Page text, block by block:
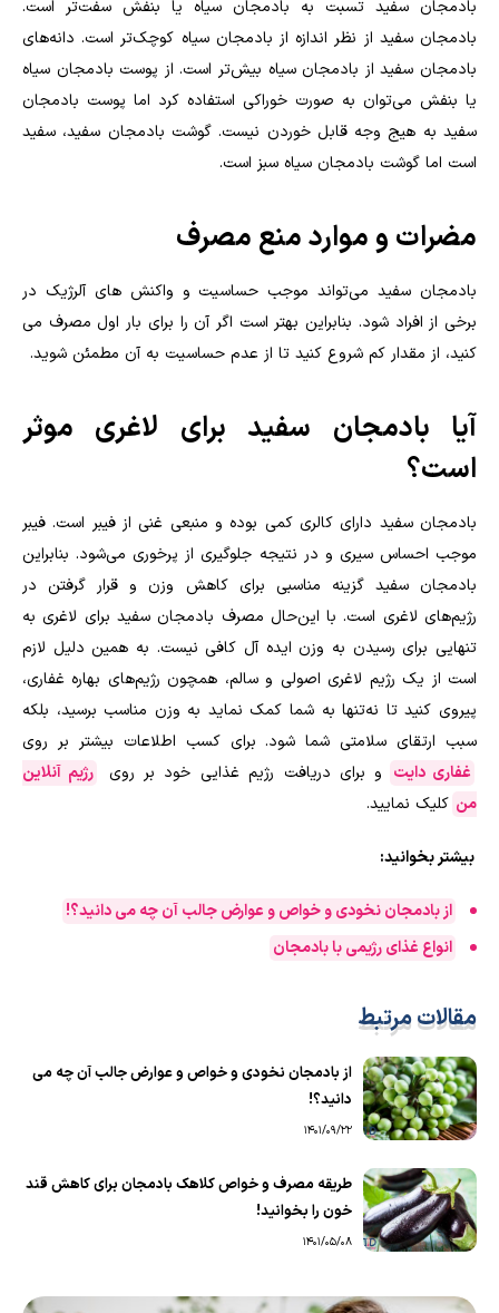
بادمجان سفید تسبت به بادمجان سیاه یا بنفش سفت‌تر است.
بادمجان سفید از نظر اندازه از بادمجان سیاه کوچک‌تر است. دانه‌های
بادمجان سفید از بادمجان سیاه بیش‌تر است. از پوست بادمجان سیاه
یا بنفش می‌توان به صورت خوراکی استفاده کرد اما پوست بادمجان
سفید به هیج وجه قابل خوردن نیست. گوشت بادمجان سفید، سفید
است اما گوشت بادمجان سیاه سبز است.
مضرات و موارد منع مصرف
بادمجان سفید می‌تواند موجب حساسیت و واکنش‌ های آلرژیک در
برخی از افراد شود. بنابراین بهتر است اگر آن را برای بار اول مصرف می
کنید، از مقدار کم شروع کنید تا از عدم حساسیت به آن مطمئن شوید.
آیا بادمجان سفید برای لاغری موثر
است؟
بادمجان سفید دارای کالری کمی بوده و منبعی غنی از فیبر است. فیبر
موجب احساس سیری و در نتیجه جلوگیری از پرخوری می‌شود. بنابراین
بادمجان سفید گزینه مناسبی برای کاهش وزن و قرار گرفتن در
رژیم‌های لاغری است. با این‌حال مصرف بادمجان سفید برای لاغری به
تنهایی برای رسیدن به وزن ایده آل کافی نیست. به همین دلیل لازم
است از یک رژیم لاغری اصولی و سالم، همچون رژیم‌های بهاره غفاری،
پیروی کنید تا نه‌تنها به شما کمک نماید به وزن مناسب برسید، بلکه
سبب ارتقای سلامتی شما شود. برای کسب اطلاعات بیشتر بر روی
غفاری دایت و برای دریافت رژیم غذایی خود بر روی
رژیم آنلاین
من کلیک نمایید.
بیشتر بخوانید:
از بادمجان نخودی و خواص و عوارض جالب آن چه می دانید؟!
انواع غذای رژیمی با بادمجان
مقالات مرتبط
از بادمجان نخودی و خواص و عوارض جالب آن چه می
دانید؟!
1401/09/22
طریقه مصرف و خواص کلاهک بادمجان برای کاهش قند
خون را بخوانید!
1401/05/08